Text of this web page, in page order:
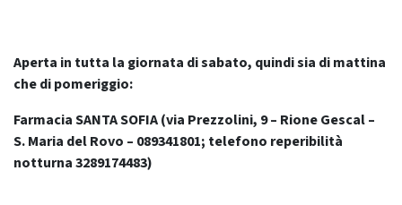
Aperta in tutta la giornata di sabato, quindi sia di mattina
che di pomeriggio:
Farmacia SANTA SOFIA (via Prezzolini, 9 – Rione Gescal –
S. Maria del Rovo – 089341801; telefono reperibilità
notturna 3289174483)